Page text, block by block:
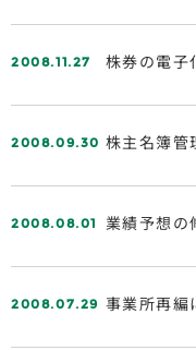
2008.11.27 株券の電子
2008.09.30 株主名簿管
2008.08.01 業績予想の
2008.07.29 事業所再編